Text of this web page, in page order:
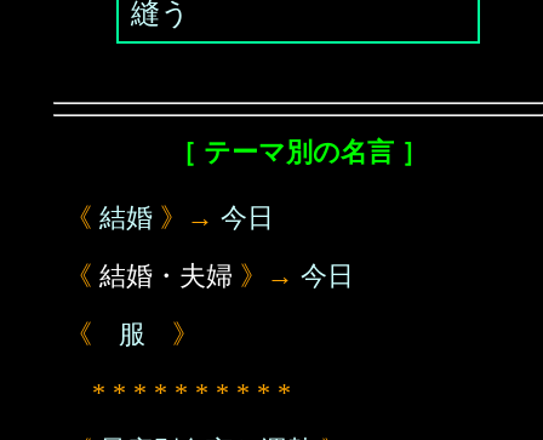
縫う
［ テーマ別の名言 ］
《 結婚 》→ 今日
《 結婚・夫婦 》→ 今日
《 服 》
* * * * * * * * * *